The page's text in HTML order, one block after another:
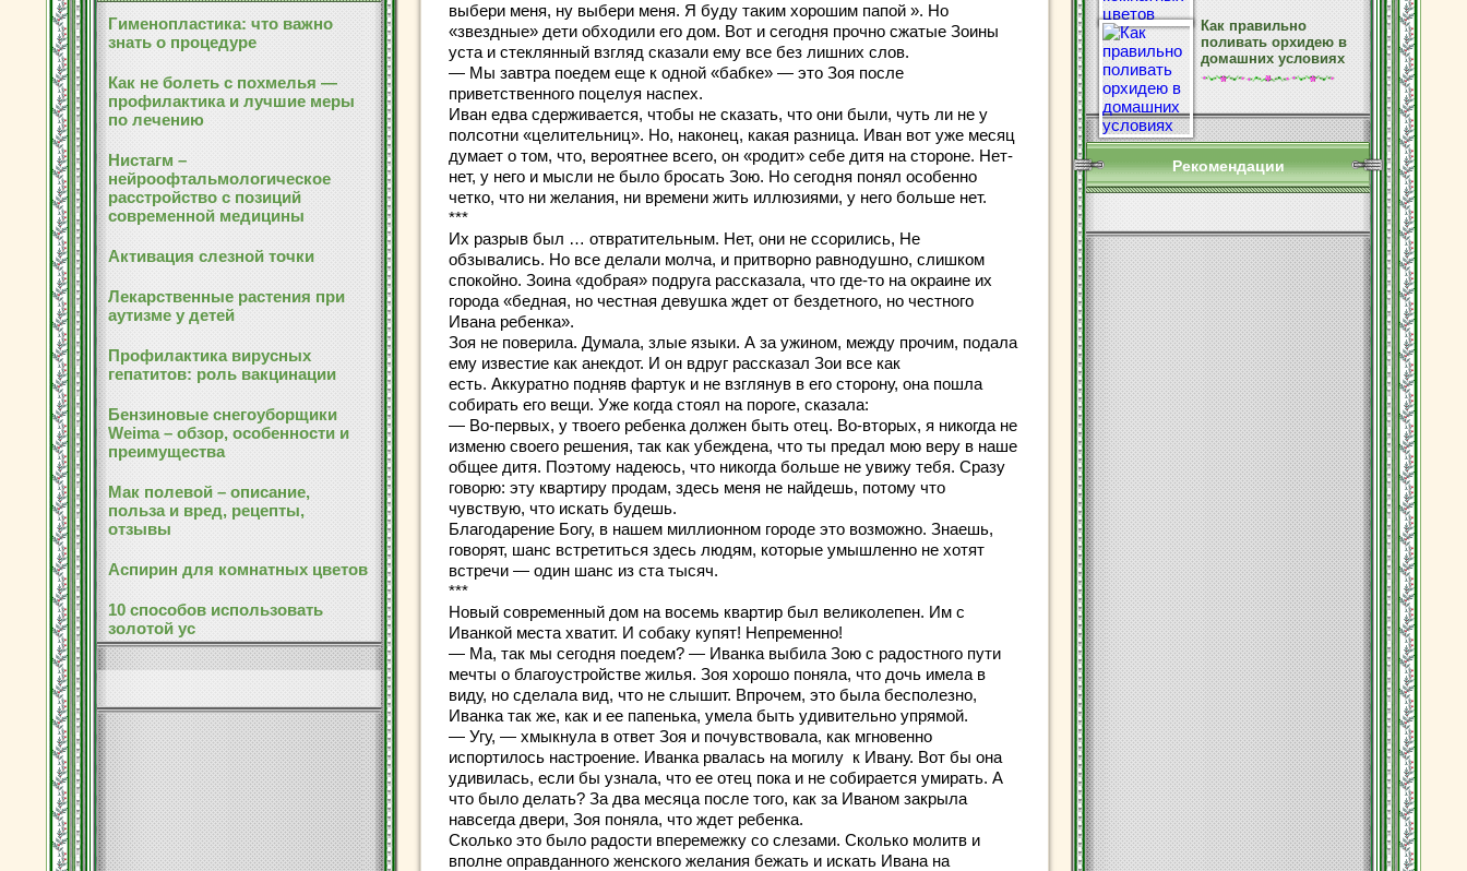
Гименопластика: что важно
знать о процедуре
Как не болеть с похмелья —
профилактика и лучшие меры
по лечению
Нистагм –
нейроофтальмологическое
расстройство с позиций
современной медицины
Активация слезной точки
Лекарственные растения при
аутизме у детей
Профилактика вирусных
гепатитов: роль вакцинации
Бензиновые снегоуборщики
Weima – обзор, особенности и
преимущества
Мак полевой – описание,
польза и вред, рецепты,
отзывы
Аспирин для комнатных цветов
10 способов использовать
золотой ус
выбери меня, ну выбери меня. Я буду таким хорошим папой ». Но
«звездные» дети обходили его дом. Вот и сегодня прочно сжатые Зоины
уста и стеклянный взгляд сказали ему все без лишних слов.
— Мы завтра поедем еще к одной «бабке» — это Зоя после
приветственного поцелуя наспех.
Иван едва сдерживается, чтобы не сказать, что они были, чуть ли не у
полсотни «целительниц». Но, наконец, какая разница. Иван вот уже месяц
думает о том, что, вероятнее всего, он «родит» себе дитя на стороне. Нет-
нет, у него и мысли не было бросать Зою. Но сегодня понял особенно
четко, что ни желания, ни времени жить иллюзиями, у него больше нет.
***
Их разрыв был … отвратительным. Нет, они не ссорились, Не
обзывались. Но все делали молча, и притворно равнодушно, слишком
спокойно. Зоина «добрая» подруга рассказала, что где-то на окраине их
города «бедная, но честная девушка ждет от бездетного, но честного
Ивана ребенка».
Зоя не поверила. Думала, злые языки. А за ужином, между прочим, подала
ему известие как анекдот. И он вдруг рассказал Зои все как
есть. Аккуратно подняв фартук и не взглянув в его сторону, она пошла
собирать его вещи. Уже когда стоял на пороге, сказала:
— Во-первых, у твоего ребенка должен быть отец. Во-вторых, я никогда не
изменю своего решения, так как убеждена, что ты предал мою веру в наше
общее дитя. Поэтому надеюсь, что никогда больше не увижу тебя. Сразу
говорю: эту квартиру продам, здесь меня не найдешь, потому что
чувствую, что искать будешь.
Благодарение Богу, в нашем миллионном городе это возможно. Знаешь,
говорят, шанс встретиться здесь людям, которые умышленно не хотят
встречи — один шанс из ста тысяч.
***
Новый современный дом на восемь квартир был великолепен. Им с
Иванкой места хватит. И собаку купят! Непременно!
— Ма, так мы сегодня поедем? — Иванка выбила Зою с радостного пути
мечты о благоустройстве жилья. Зоя хорошо поняла, что дочь имела в
виду, но сделала вид, что не слышит. Впрочем, это была бесполезно,
Иванка так же, как и ее папенька, умела быть удивительно упрямой.
— Угу, — хмыкнула в ответ Зоя и почувствовала, как мгновенно
испортилось настроение. Иванка рвалась на могилу к Ивану. Вот бы она
удивилась, если бы узнала, что ее отец пока и не собирается умирать. А
что было делать? За два месяца после того, как за Иваном закрыла
навсегда двери, Зоя поняла, что ждет ребенка.
Сколько это было радости вперемежку со слезами. Сколько молитв и
вполне оправданного женского желания бежать и искать Ивана на
Как правильно
поливать орхидею в
домашних условиях
Рекомендации